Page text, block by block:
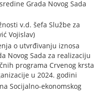
Grada Novog Sada
v.d. šefa Službe za
Vojislav)
o utvrđivanju iznosa
Novog Sada za realizaciju
programa Crvenog krsta
u 2024. godini
Socijalno-ekonomskog